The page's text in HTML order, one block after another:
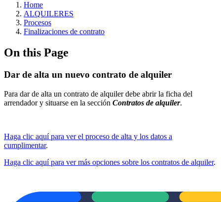
Home
ALQUILERES
Procesos
Finalizaciones de contrato
On this Page
Dar de alta un nuevo contrato de alquiler
Para dar de alta un contrato de alquiler debe abrir la ficha del
arrendador y situarse en la sección Contratos de alquiler.
Haga clic aquí para ver el proceso de alta y los datos a
cumplimentar.
Haga clic aquí para ver más opciones sobre los contratos de alquiler.